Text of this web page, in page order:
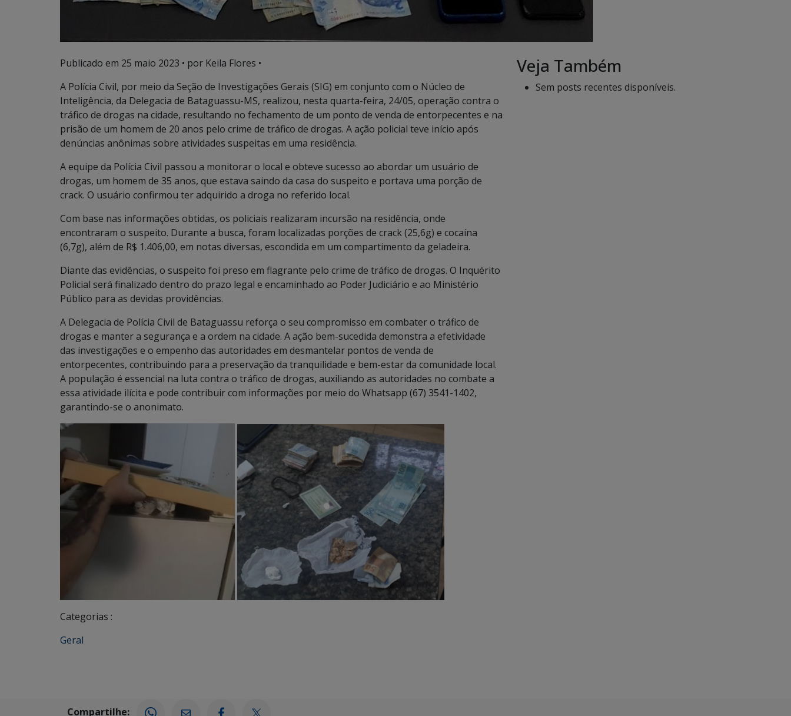
Publicado em 25 maio 2023 • por Keila Flores •
A Polícia Civil, por meio da Seção de Investigações Gerais (SIG) em conjunto com o Núcleo de
Inteligência, da Delegacia de Bataguassu-MS, realizou, nesta quarta-feira, 24/05, operação contra o
tráfico de drogas na cidade, resultando no fechamento de um ponto de venda de entorpecentes e na
prisão de um homem de 20 anos pelo crime de tráfico de drogas. A ação policial teve início após
denúncias anônimas sobre atividades suspeitas em uma residência.
A equipe da Polícia Civil passou a monitorar o local e obteve sucesso ao abordar um usuário de
drogas, um homem de 35 anos, que estava saindo da casa do suspeito e portava uma porção de
crack. O usuário confirmou ter adquirido a droga no referido local.
Com base nas informações obtidas, os policiais realizaram incursão na residência, onde
encontraram o suspeito. Durante a busca, foram localizadas porções de crack (25,6g) e cocaína
(6,7g), além de R$ 1.406,00, em notas diversas, escondida em um compartimento da geladeira.
Diante das evidências, o suspeito foi preso em flagrante pelo crime de tráfico de drogas. O Inquérito
Policial será finalizado dentro do prazo legal e encaminhado ao Poder Judiciário e ao Ministério
Público para as devidas providências.
A Delegacia de Polícia Civil de Bataguassu reforça o seu compromisso em combater o tráfico de
drogas e manter a segurança e a ordem na cidade. A ação bem-sucedida demonstra a efetividade
das investigações e o empenho das autoridades em desmantelar pontos de venda de
entorpecentes, contribuindo para a preservação da tranquilidade e bem-estar da comunidade local.
A população é essencial na luta contra o tráfico de drogas, auxiliando as autoridades no combate a
essa atividade ilícita e pode contribuir com informações por meio do Whatsapp (67) 3541-1402,
garantindo-se o anonimato.
Categorias :
Geral
Veja Também
Sem posts recentes disponíveis.
Compartilhe: